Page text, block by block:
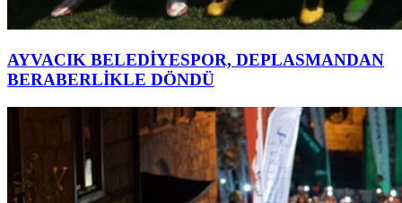
AYVACIK BELEDİYESPOR, DEPLASMANDAN
BERABERLİKLE DÖNDÜ